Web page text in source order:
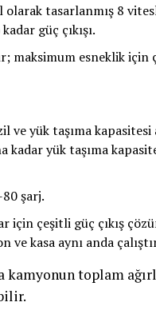
tasarlanmış 8
güç çıkışı.
maksimum esneklik
ve yük taşıma kapasitesi
yük taşıma
şarj.
için çeşitli güç çıkış
kasa aynı anda
toplam